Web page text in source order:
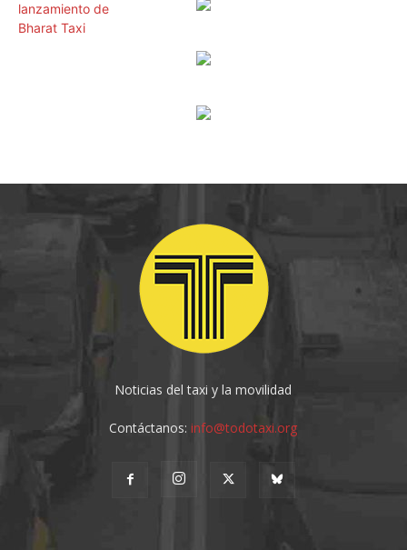
Noticias del taxi y la movilidad
Contáctanos:info@todotaxi.org